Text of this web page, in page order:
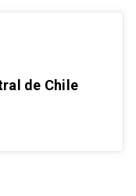
de Chile